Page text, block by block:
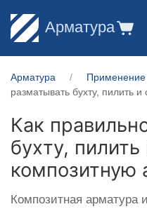
Арматура
Арматура Применение
разматывать бухту, пилить
Как
бухту,
композитную
Композитная арматура